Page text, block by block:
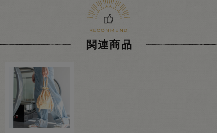
関連商品